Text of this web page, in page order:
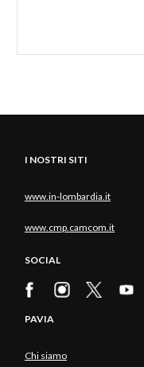
I NOSTRI SITI
www.in-lombardia.it
www.cmp.camcom.it
SOCIAL
PAVIA
Chi siamo